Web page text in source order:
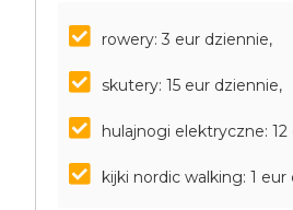
rowery: 3 eur dziennie,
skutery: 15 eur dziennie,
hulajnogi elektryczne:
kijki nordic walking: 1 eur